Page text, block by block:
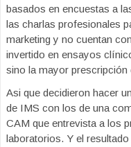
basados en encuestas a
las charlas profesionales
marketing y no cuentan
invertido en ensayos
sino la mayor prescripción
Asi que decidieron hacer
de IMS con los de una
CAM que entrevista a los
laboratorios. Y el